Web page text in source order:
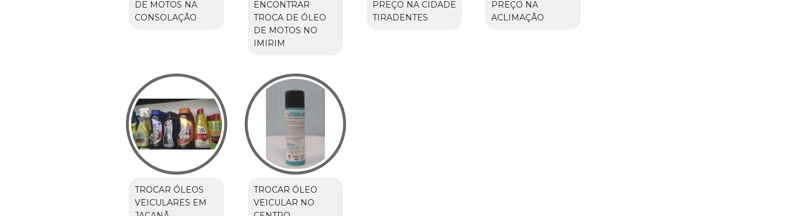
DE MOTOS NA
CONSOLAÇÃO
ENCONTRAR
TROCA DE ÓLEO
DE MOTOS NO
IMIRIM
PREÇO NA CIDADE
TIRADENTES
PREÇO NA
ACLIMAÇÃO
TROCAR ÓLEOS
VEICULARES EM
TROCAR ÓLEO
VEICULAR NO